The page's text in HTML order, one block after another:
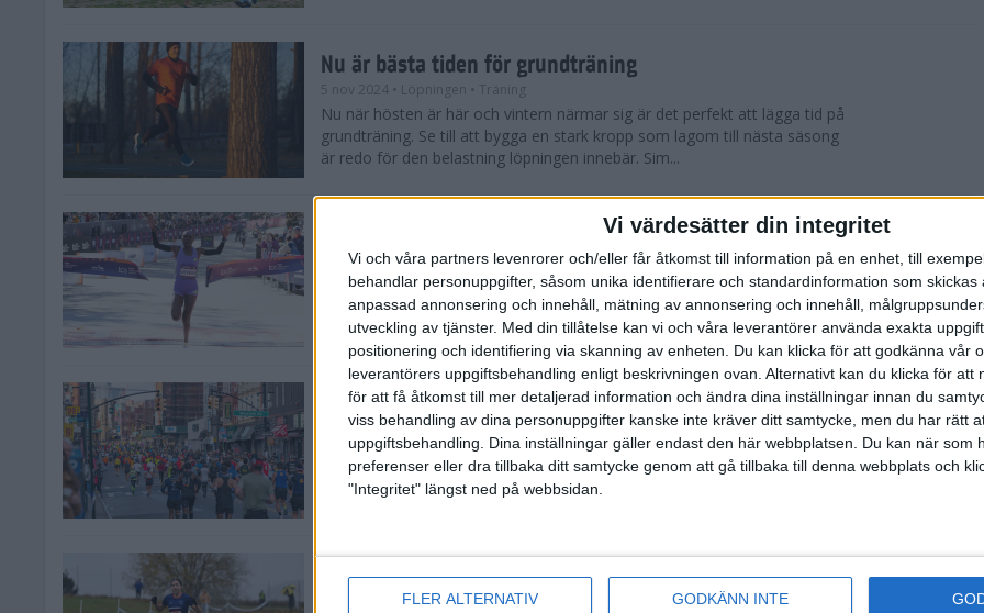
Vi värdesätter din integritet
Vi och våra partners levenrorer och/eller får åtkomst till information på en enhet, till
behandlar personuppgifter, såsom unika identifierare och standardinformation som skickas
anpassad annonsering och innehåll, mätning av annonsering och innehåll,
utveckling av tjänster. Med din tillåtelse kan vi och våra leverantörer använda exakta
positionering och identifiering via skanning av enheten. Du kan klicka för att godkänna vår
leverantörers uppgiftsbehandling enligt beskrivningen ovan. Alternativt kan du klicka för att
för att få åtkomst till mer detaljerad information och ändra dina inställningar innan du
viss behandling av dina personuppgifter kanske inte kräver ditt samtycke, men du har rätt
uppgiftsbehandling. Dina inställningar gäller endast den här webbplatsen. Du kan när som
preferenser eller dra tillbaka ditt samtycke genom att gå tillbaka till denna webbplats och
"Integritet" längst ned på webbsidan.
FLER ALTERNATIV GODKÄNN INTE
Nu är bästa tiden för grundträning
5 nov 2024 • Löpningen • Träning
Nu när hösten är här och vintern närmar sig är det perfekt att lägga tid på
grundträning. Se till att bygga en stark kropp som lagom till nästa säsong
är redo för den belastning löpningen innebär. Sim...
Nya vinnare i New York City Marathon
3 nov 2024
Efter tuffa spurtstrider blev det nya vinnare i både herr- och damklassen i
världens ledande marathonlopp TCS New York City Marathon som
avgjordes på söndagen i skönt löparväder med solsken, cirka 12 ...
Historien om New York City Marathon
29 okt 2024
Söndagen den 3 november, avgjordes världens mest kända maratonlopp
TCS New York City Marathon, ett lopp som samlar cirka 50 000 deltagare
från hela världen, därav omkring 300 från Sverige.
Äntligen SM-guld för Lillemo